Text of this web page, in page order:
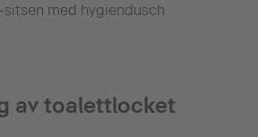
med hygiendusch
av toalettlocket